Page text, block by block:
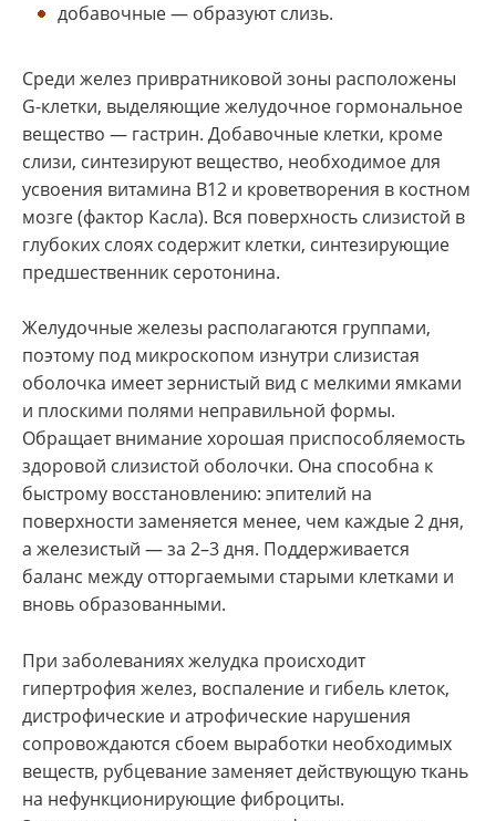
добавочные — образуют слизь.
Среди желез привратниковой зоны расположены
G-клетки, выделяющие желудочное гормональное
вещество — гастрин. Добавочные клетки, кроме
слизи, синтезируют вещество, необходимое для
усвоения витамина В12 и кроветворения в костном
мозге (фактор Касла). Вся поверхность слизистой в
глубоких слоях содержит клетки, синтезирующие
предшественник серотонина.
Желудочные железы располагаются группами,
поэтому под микроскопом изнутри слизистая
оболочка имеет зернистый вид с мелкими ямками
и плоскими полями неправильной формы.
Обращает внимание хорошая приспособляемость
здоровой слизистой оболочки. Она способна к
быстрому восстановлению: эпителий на
поверхности заменяется менее, чем каждые 2 дня,
а железистый — за 2–3 дня. Поддерживается
баланс между отторгаемыми старыми клетками и
вновь образованными.
При заболеваниях желудка происходит
гипертрофия желез, воспаление и гибель клеток,
дистрофические и атрофические нарушения
сопровождаются сбоем выработки необходимых
веществ, рубцевание заменяет действующую ткань
на нефункционирующие фиброциты.